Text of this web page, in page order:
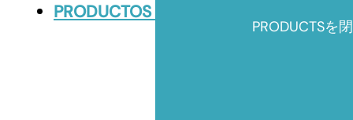
PRODUCTOS
PRODUCTSを